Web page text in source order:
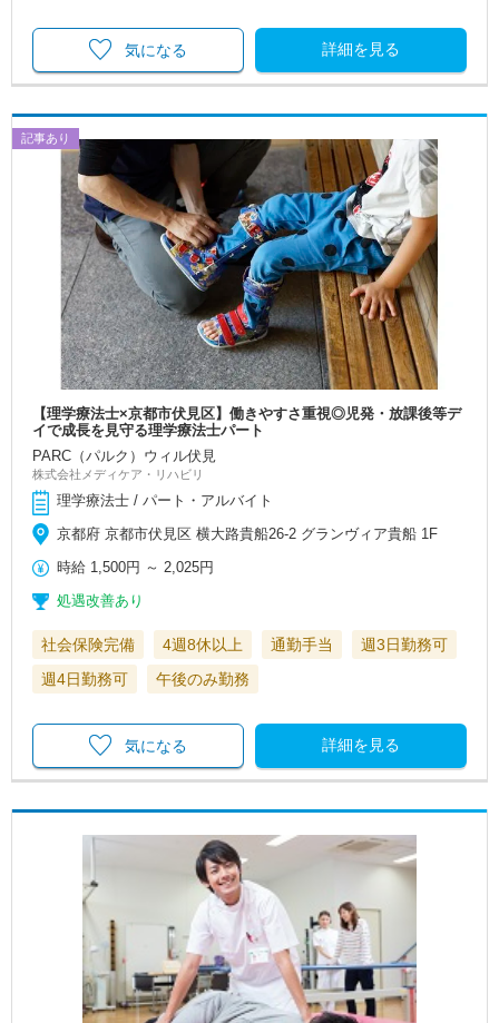
詳細を見る
気になる
記事あり
【理学療法士×京都市伏見区】働きやすさ重視◎児発・放課後等デ
イで成長を見守る理学療法士パート
PARC（パルク）ウィル伏見
株式会社メディケア・リハビリ
理学療法士 / パート・アルバイト
京都府 京都市伏見区 横大路貴船26-2 グランヴィア貴船 1F
時給 1,500円 ～2,025円
処遇改善あり
社会保険完備 4週8休以上 通勤手当
週3日勤務可
週4日勤務可
午後のみ勤務
詳細を見る
気になる